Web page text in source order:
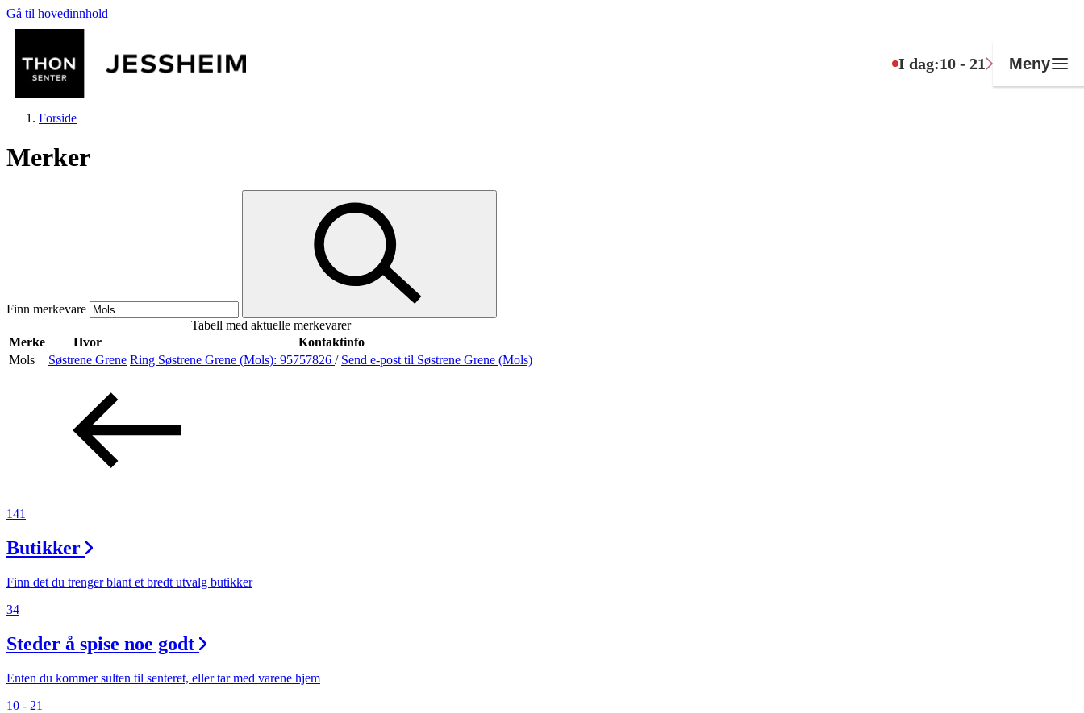
Gå til hovedinnhold
I dag:10 - 21 Meny
Mat og drikke
Helse
Aktiviteter
Tilbud
Søk
Åpningstider
Praktisk informasjon
Forside
Merker
Finn merkevare
Tabell med aktuelle merkevarer
Merke
Hvor
Kontaktinfo
Mols
Søstrene Grene Ring Søstrene Grene (Mols): 95757826 / Send e-post til Søstrene Grene (Mols)
141
Butikker
Finn det du trenger blant et bredt utvalg butikker
34
Steder å spise noe godt
Enten du kommer sulten til senteret, eller tar med varene hjem
10 - 21